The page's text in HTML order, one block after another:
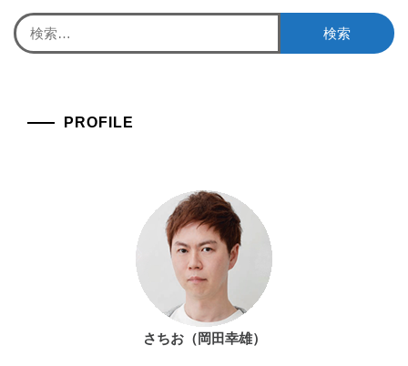
検
索:
PROFILE
さちお（岡田幸雄）